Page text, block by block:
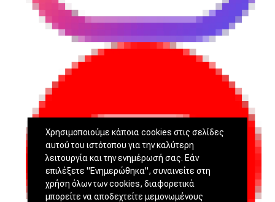
Χρησιμοποιούμε κάποια cookies στις σελίδες
αυτού του ιστότοπου για την καλύτερη
λειτουργία και την ενημέρωσή σας. Εάν
επιλέξετε "Ενημερώθηκα", συναινείτε στη
χρήση όλων των cookies, διαφορετικά
μπορείτε να αποδεχτείτε μεμονωμένους